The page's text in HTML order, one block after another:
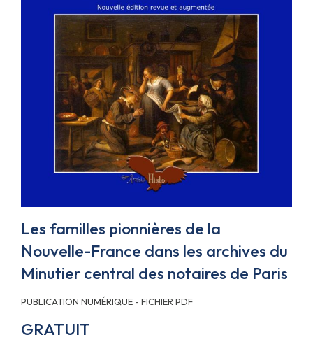
Les familles pionnières de la
Nouvelle-France dans les archives du
Minutier central des notaires de Paris
PUBLICATION NUMÉRIQUE - FICHIER PDF
GRATUIT